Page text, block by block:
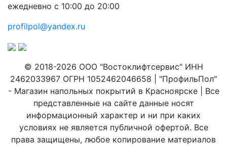
ежедневно с 10:00 до 20:00
profilpol@yandex.ru
© 2018-2026 ООО "Востоклифтсервис" ИНН
2462033967 ОГРН 1052462046658 | "ПрофильПол"
- Магазин напольных покрытий в Красноярске | Все
представленные на сайте данные носят
информационный характер и ни при каких
условиях не является публичной офертой. Все
права защищены, любое копирование материалов